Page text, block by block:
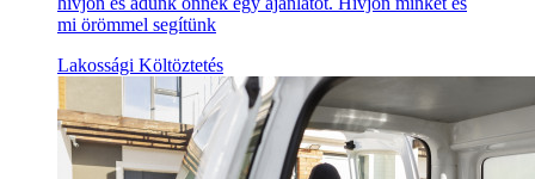
mi örömmel segítünk
Lakossági Költöztetés